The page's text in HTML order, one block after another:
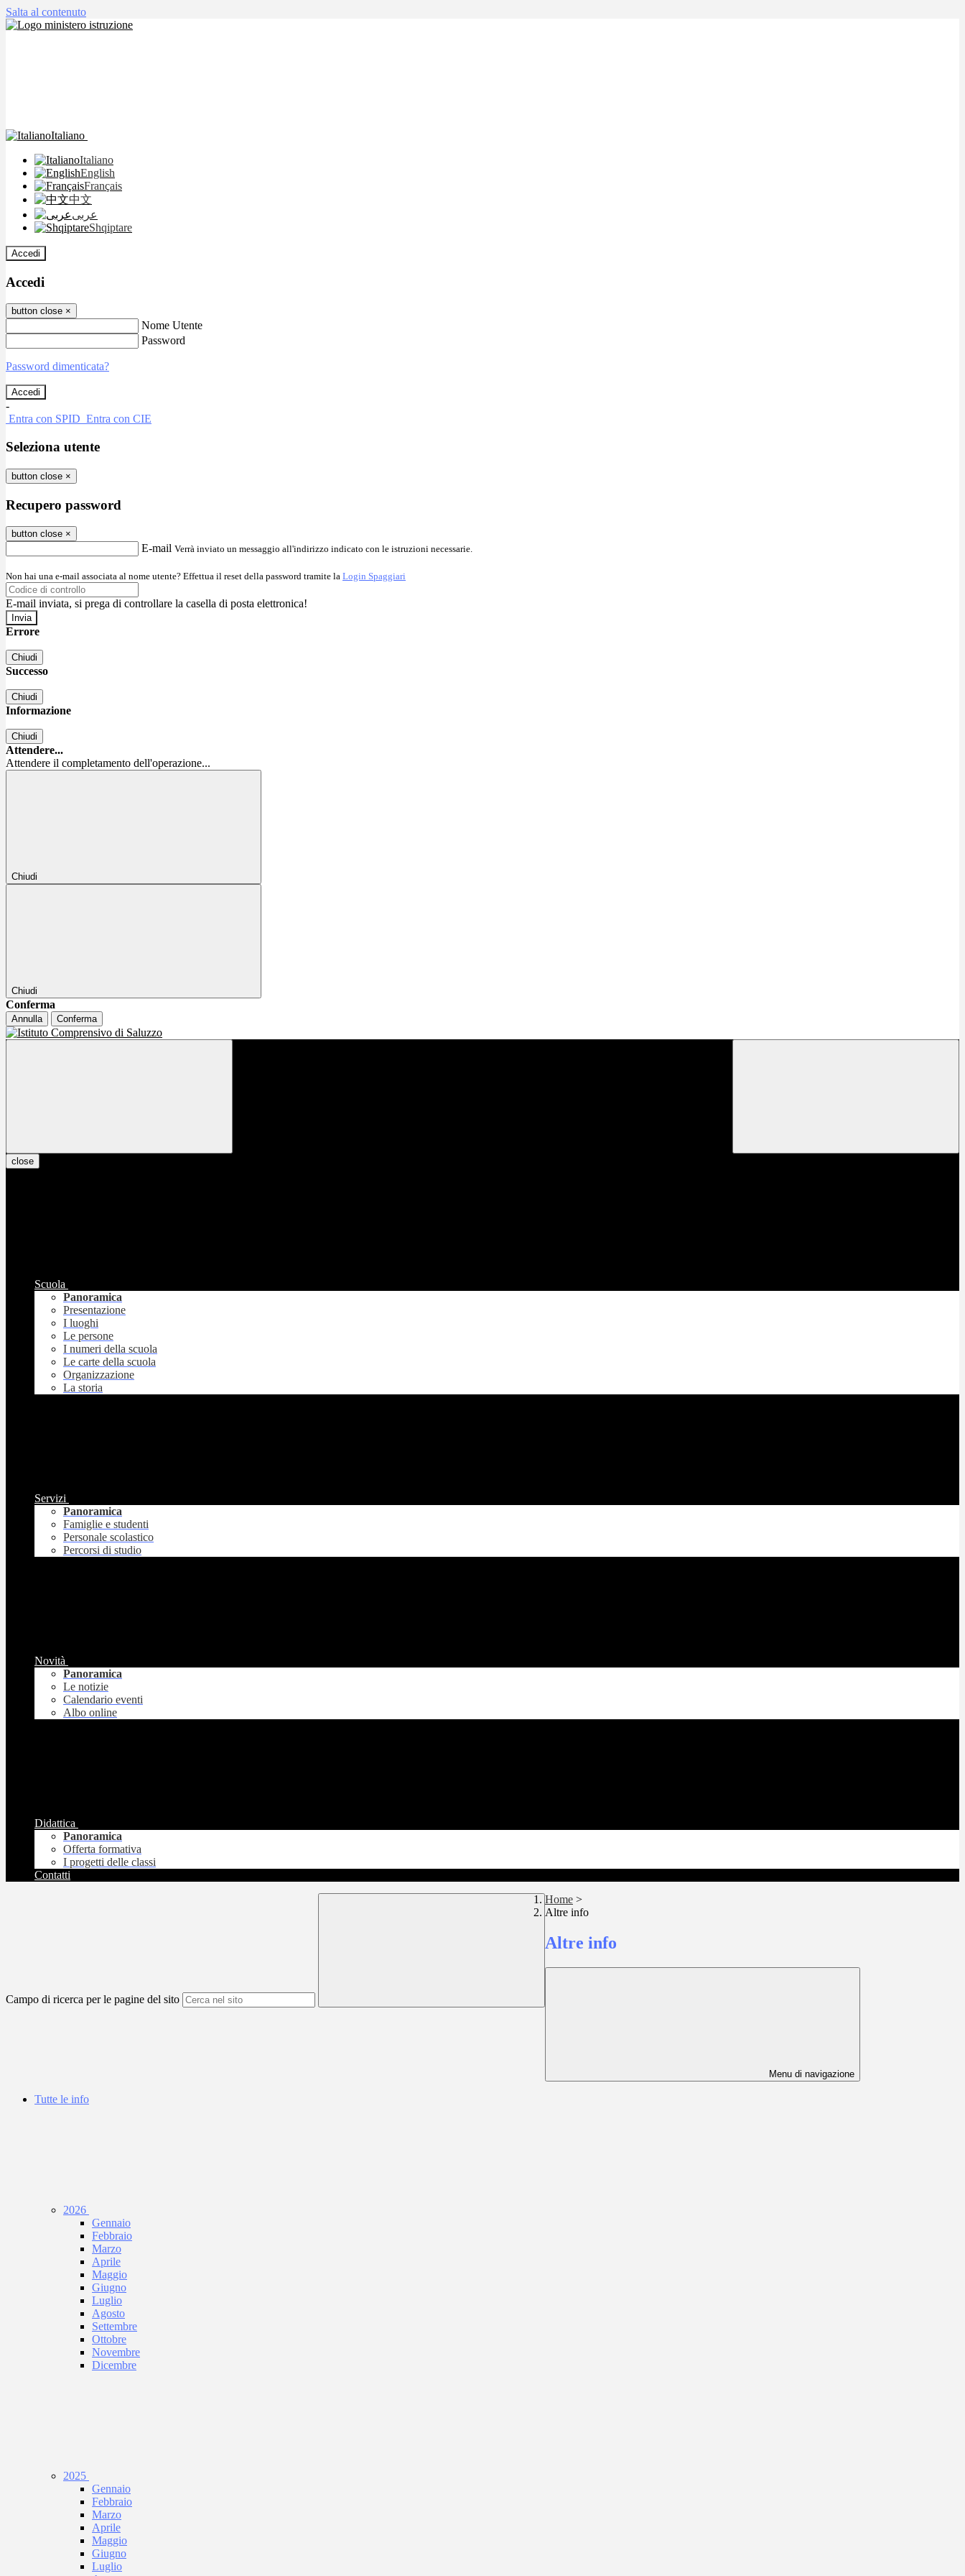
Salta al contenuto
Italiano
Italiano
English
Français
中文
عربى
Shqiptare
Accedi
Accedi
button close ×
Nome Utente
Password
Password dimenticata?
-
Entra con SPID Entra con CIE
Seleziona utente
button close ×
Recupero password
button close ×
E-mail Verrà inviato un messaggio all'indirizzo indicato con le istruzioni necessarie.
Non hai una e-mail associata al nome utente? Effettua il reset della password tramite la Login Spaggiari
E-mail inviata, si prega di controllare la casella di posta elettronica!
Errore
Chiudi
Successo
Chiudi
Informazione
Chiudi
Attendere...
Attendere il completamento dell'operazione...
Chiudi
Chiudi
Conferma
Annulla Conferma
close
Scuola
Panoramica
Presentazione
I luoghi
Le persone
I numeri della scuola
Le carte della scuola
Organizzazione
La storia
Servizi
Panoramica
Famiglie e studenti
Personale scolastico
Percorsi di studio
Novità
Panoramica
Le notizie
Calendario eventi
Albo online
Didattica
Panoramica
Offerta formativa
I progetti delle classi
Contatti
Campo di ricerca per le pagine del sito
Home >
Altre info
Altre info
Menu di navigazione
Tutte le info
2026
Gennaio
Febbraio
Marzo
Aprile
Maggio
Giugno
Luglio
Agosto
Settembre
Ottobre
Novembre
Dicembre
2025
Gennaio
Febbraio
Marzo
Aprile
Maggio
Giugno
Luglio